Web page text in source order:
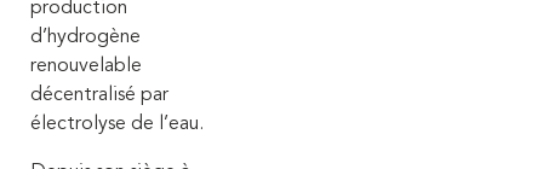
production
d’hydrogène
renouvelable
décentralisé par
électrolyse de l’eau.